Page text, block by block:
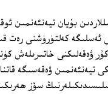
بۇيان تيەنئەنمىن
ئەسلىگە كەلتۈرۈشنى رەت
ۋەقەلىكنى خاتىرىلەش
تيەنئەنمىن ۋەقەسىگە
سۆز